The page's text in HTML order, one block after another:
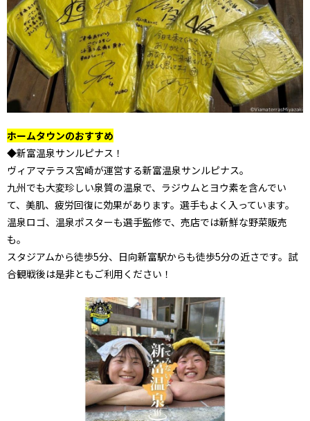
ホームタウンのおすすめ
◆新富温泉サンルピナス！
ヴィアマテラス宮崎が運営する新富温泉サンルピナス。
九州でも大変珍しい泉質の温泉で、ラジウムとヨウ素を含んでい
て、美肌、疲労回復に効果があります。選手もよく入っています。
温泉ロゴ、温泉ポスターも選手監修で、売店では新鮮な野菜販売
も。
スタジアムから徒歩5分、日向新富駅からも徒歩5分の近さです。試
合観戦後は是非ともご利用ください！